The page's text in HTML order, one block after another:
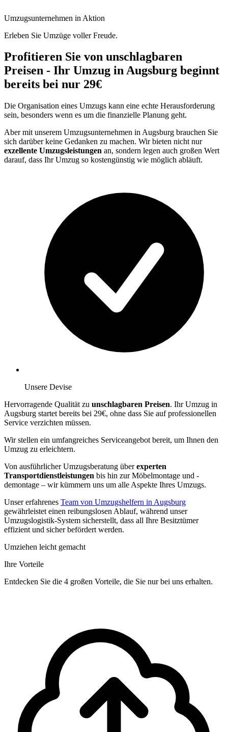
Umzugsunternehmen in Aktion
Erleben Sie Umzüge voller Freude.
Profitieren Sie von unschlagbaren
Preisen - Ihr Umzug in Augsburg beginnt
bereits bei nur 29€
Die Organisation eines Umzugs kann eine echte Herausforderung
sein, besonders wenn es um die finanzielle Planung geht.
Aber mit unserem Umzugsunternehmen in Augsburg brauchen Sie
sich darüber keine Gedanken zu machen. Wir bieten nicht nur
exzellente Umzugsleistungen an, sondern legen auch großen Wert
darauf, dass Ihr Umzug so kostengünstig wie möglich abläuft.
Unsere Devise
Hervorragende Qualität zu unschlagbaren Preisen. Ihr Umzug in
Augsburg startet bereits bei 29€, ohne dass Sie auf professionellen
Service verzichten müssen.
Wir stellen ein umfangreiches Serviceangebot bereit, um Ihnen den
Umzug zu erleichtern.
Von ausführlicher Umzugsberatung überexperten
Transportdienstleistungen bis hin zur Möbelmontage und -
demontage – wir kümmern uns um alle Aspekte Ihres Umzugs.
Unser erfahrenes Team von Umzugshelfern in Augsburg
gewährleistet einen reibungslosen Ablauf, während unser
Umzugslogistik-System sicherstellt, dass all Ihre Besitztümer
effizient und sicher befördert werden.
Umziehen leicht gemacht
Ihre Vorteile
Entdecken Sie die 4 großen Vorteile, die Sie nur bei uns erhalten.